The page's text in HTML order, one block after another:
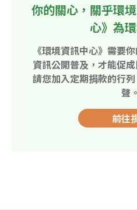
你的關心，關乎環
心》為
《環境資訊中心》需要
資訊公開普及，才能促
請您加入定期捐款的行
聲。
前往